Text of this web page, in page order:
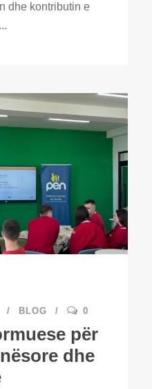
dhe kontributin e
BLOG 0
për
dhe